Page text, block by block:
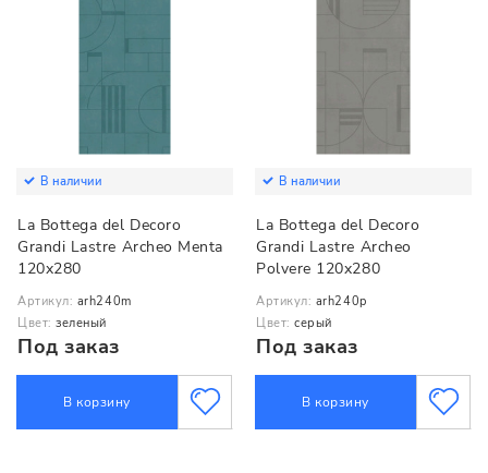
В наличии
La Bottega del Decoro
Grandi Lastre Archeo Menta
120x280
Артикул: arh240m
Цвет: зеленый
Под заказ
В корзину
В наличии
La Bottega del Decoro
Grandi Lastre Archeo
Polvere 120x280
Артикул: arh240p
Цвет: серый
Под заказ
В корзину